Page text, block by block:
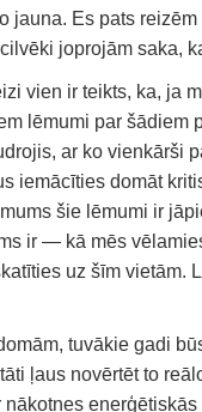
jauna. Es pats
joprojām saka,
vien ir teikts, ka, ja
lēmumi par šādiem
ar ko vienkārši
iemācīties domāt
šie lēmumi ir
ir — kā mēs
uz šīm vietām.
tuvākie gadi
ļaus novērtēt to
nākotnes